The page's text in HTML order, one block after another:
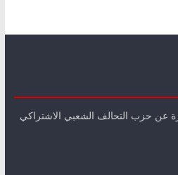
عن حزب التحالف الشعبي الاشتراكي